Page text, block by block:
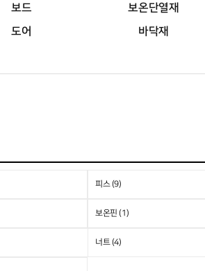
보드 보온단열재
도어 바닥재
피스 (9)
보온핀 (1)
너트 (4)